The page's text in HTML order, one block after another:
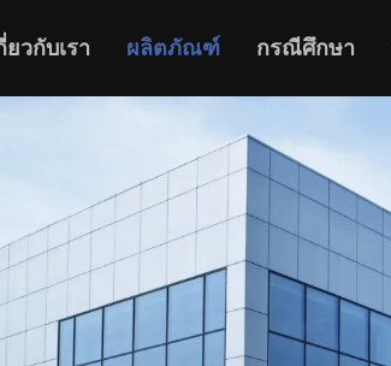
ยวกับเรา ผลิตภัณฑ์ กรณีศึกษา